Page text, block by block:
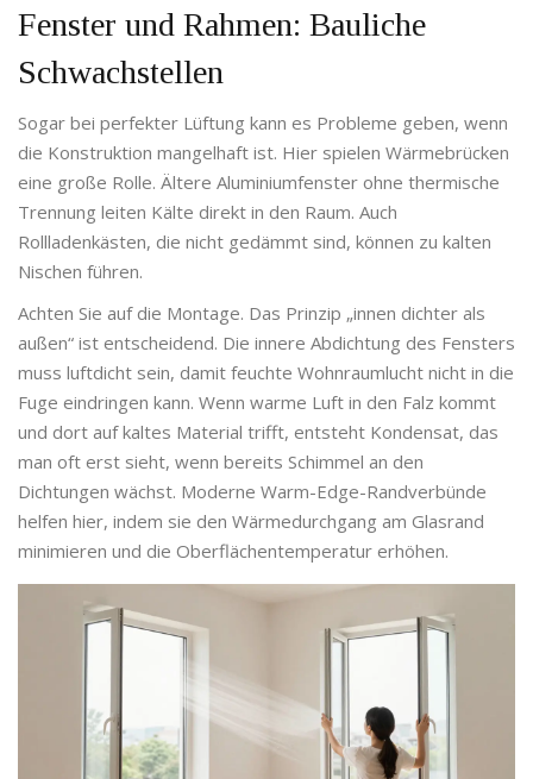
Fenster und Rahmen: Bauliche
Schwachstellen
Sogar bei perfekter Lüftung kann es Probleme geben, wenn
die Konstruktion mangelhaft ist. Hier spielen Wärmebrücken
eine große Rolle. Ältere Aluminiumfenster ohne thermische
Trennung leiten Kälte direkt in den Raum. Auch
Rollladenkästen, die nicht gedämmt sind, können zu kalten
Nischen führen.
Achten Sie auf die Montage. Das Prinzip „innen dichter als
außen“ ist entscheidend. Die innere Abdichtung des Fensters
muss luftdicht sein, damit feuchte Wohnraumlucht nicht in die
Fuge eindringen kann. Wenn warme Luft in den Falz kommt
und dort auf kaltes Material trifft, entsteht Kondensat, das
man oft erst sieht, wenn bereits Schimmel an den
Dichtungen wächst. Moderne Warm-Edge-Randverbünde
helfen hier, indem sie den Wärmedurchgang am Glasrand
minimieren und die Oberflächentemperatur erhöhen.